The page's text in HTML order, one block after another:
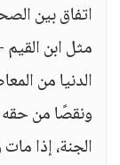
مثل ابن
الدنيا من
ونقصًا من حقه
الجنة، إذا